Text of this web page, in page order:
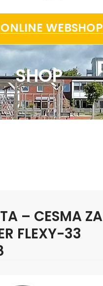
ONLINE WEBSHOP
SHOP
– CESMA ZA
FLEXY-33